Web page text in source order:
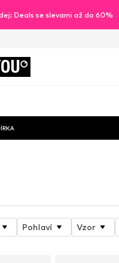
Deals se slevami až do 60%
Pohlaví Vzor